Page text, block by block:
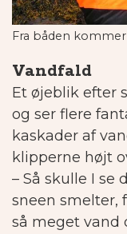
Fra båden
Vandfald
Et øjeblik efter
og ser flere
kaskader af
klipperne højt
– Så skulle I
sneen smelter,
så meget vand